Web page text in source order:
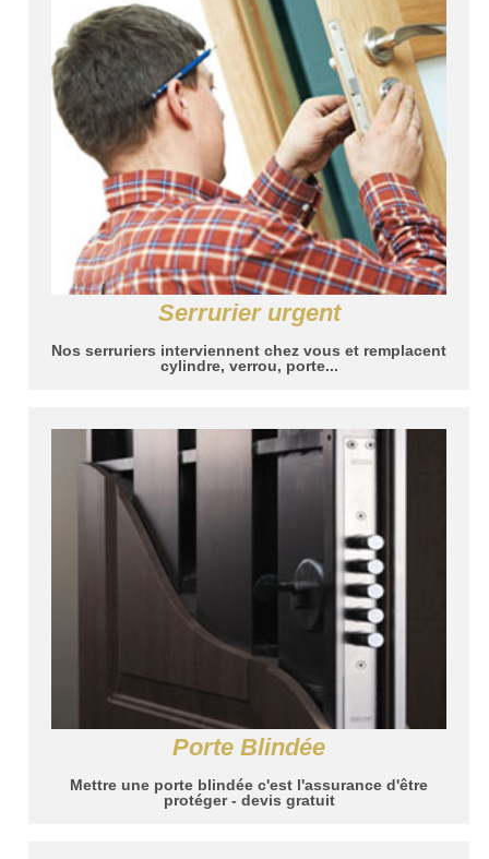
Serrurier urgent
Nos serruriers interviennent chez vous et remplacent
cylindre, verrou, porte...
Porte Blindée
Mettre une porte blindée c'est l'assurance d'être
protéger - devis gratuit